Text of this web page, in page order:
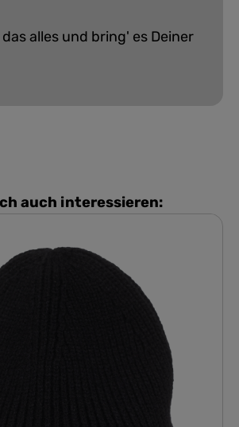
alles und bring' es Deiner
auch interessieren: